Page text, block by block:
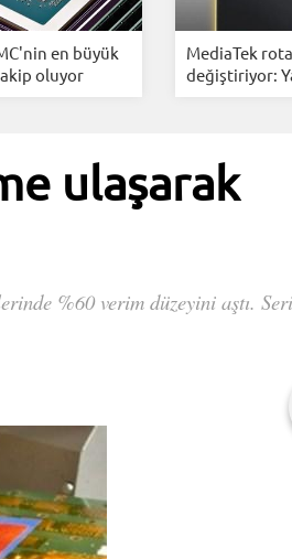
en büyük
oluyor
MediaTek rota
değiştiriyor:
ulaşarak
%60 verim düzeyini aştı.